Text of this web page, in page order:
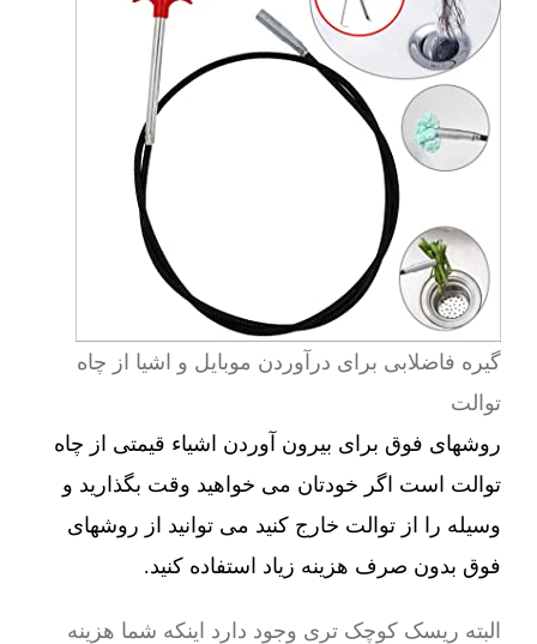
گیره فاضلابی برای درآوردن موبایل و اشیا از چاه
توالت
روشهای فوق برای بیرون آوردن اشیاء قیمتی از چاه
توالت است اگر خودتان می خواهید وقت بگذارید و
وسیله را از توالت خارج کنید می توانید از روشهای
فوق بدون صرف هزینه زیاد استفاده کنید.
البته ریسک کوچک تری وجود دارد اینکه شما هزینه